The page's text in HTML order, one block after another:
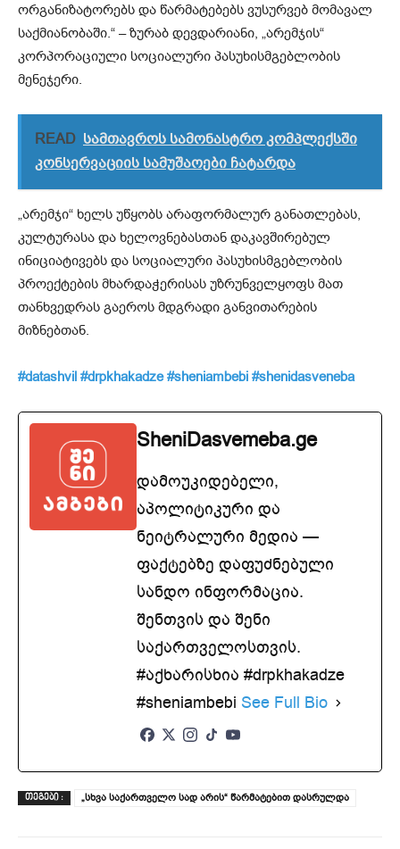
ორგანიზატორებს და წარმატებებს ვუსურვებ მომავალ
საქმიანობაში.“ – ზურაბ დევდარიანი, „არემჯის“
კორპორაციული სოციალური პასუხისმგებლობის
მენეჯერი.
READ სამთავროს სამონასტრო კომპლექსში
კონსერვაციის სამუშაოები ჩატარდა
„არემჯი“ ხელს უწყობს არაფორმალურ განათლებას,
კულტურასა და ხელოვნებასთან დაკავშირებულ
ინიციატივებს და სოციალური პასუხისმგებლობის
პროექტების მხარდაჭერისას უზრუნველყოფს მათ
თანხვედრას გაეროს მდგრადი განვითარების
მიზნებთან.
#datashvil #drpkhakadze #sheniambebi #shenidasveneba
SheniDasvemeba.ge
დამოუკიდებელი,
აპოლიტიკური და
ნეიტრალური მედია —
ფაქტებზე დაფუძნებული
სანდო ინფორმაცია.
შენთვის და შენი
საქართველოსთვის.
#აქხარისხია #drpkhakadze
#sheniambebi See Full Bio
ᲗᲔᲒᲔᲑᲘ : „სხვა საქართველო სად არის“ წარმატებით დასრულდა